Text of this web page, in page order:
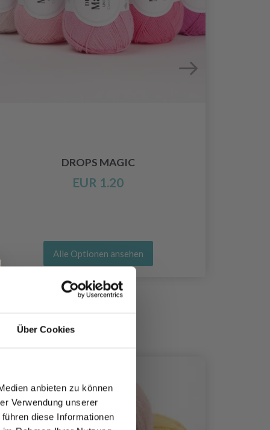
Über Cookies
anbieten zu können
Verwendung unserer
diese Informationen
DROPS MAGIC
EUR 1.20
Alle Optionen ansehen